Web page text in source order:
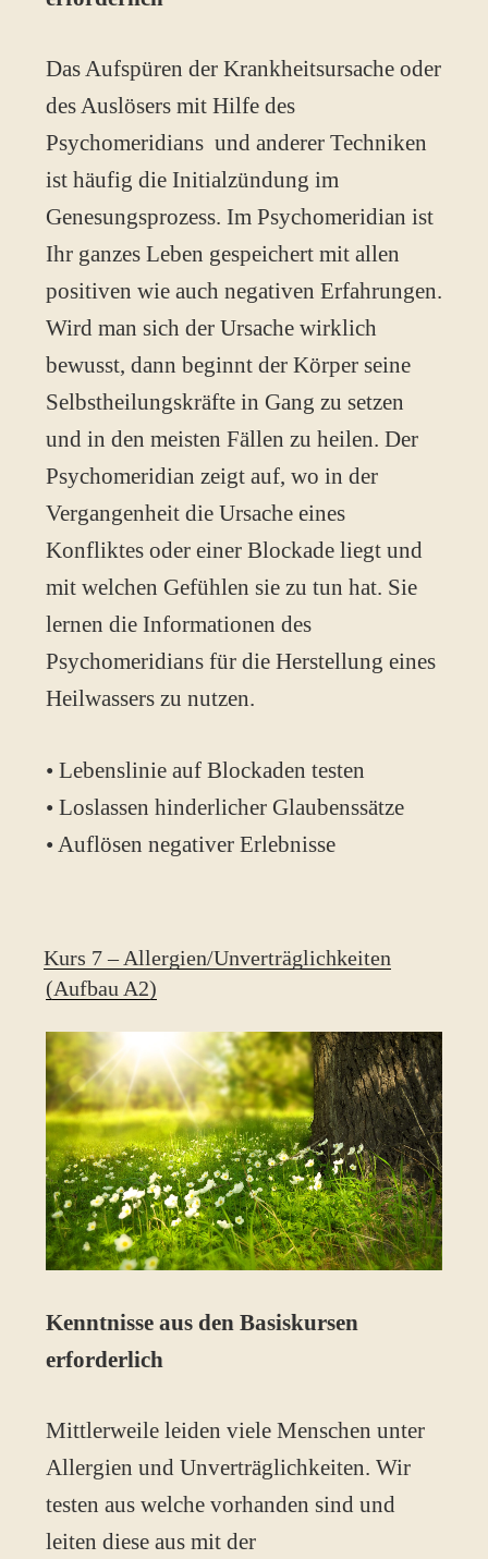
Das Aufspüren der Krankheitsursache oder
des Auslösers mit Hilfe des
Psychomeridians und anderer Techniken
ist häufig die Initialzündung im
Genesungsprozess. Im Psychomeridian ist
Ihr ganzes Leben gespeichert mit allen
positiven wie auch negativen Erfahrungen.
Wird man sich der Ursache wirklich
bewusst, dann beginnt der Körper seine
Selbstheilungskräfte in Gang zu setzen
und in den meisten Fällen zu heilen. Der
Psychomeridian zeigt auf, wo in der
Vergangenheit die Ursache eines
Konfliktes oder einer Blockade liegt und
mit welchen Gefühlen sie zu tun hat. Sie
lernen die Informationen des
Psychomeridians für die Herstellung eines
Heilwassers zu nutzen.
• Lebenslinie auf Blockaden testen
• Loslassen hinderlicher Glaubenssätze
• Auflösen negativer Erlebnisse
Kurs 7 – Allergien/Unverträglichkeiten
(Aufbau A2)
Kenntnisse aus den Basiskursen
erforderlich
Mittlerweile leiden viele Menschen unter
Allergien und Unverträglichkeiten. Wir
testen aus welche vorhanden sind und
leiten diese aus mit der